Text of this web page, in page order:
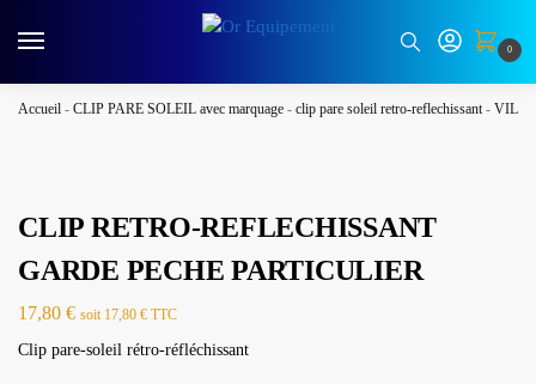
0
Accueil - CLIP PARE SOLEIL avec marquage - clip pare soleil retro-reflechissant-
CLIP RETRO-REFLECHISSANT
GARDE PECHE PARTICULIER
17,80 € soit 17,80 € TTC
Clip pare-soleil rétro-réfléchissant